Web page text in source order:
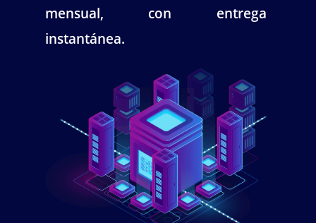
mensual, con entrega
instantánea.